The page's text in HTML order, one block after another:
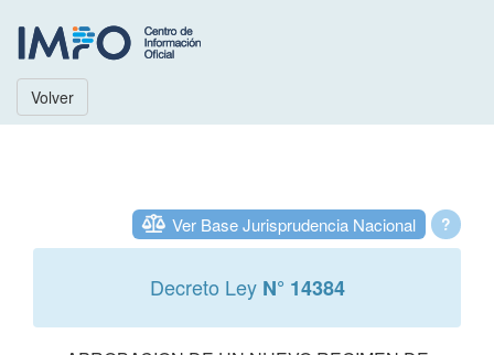
Volver
?
Ver Base Jurisprudencia Nacional
Decreto Ley N° 14384